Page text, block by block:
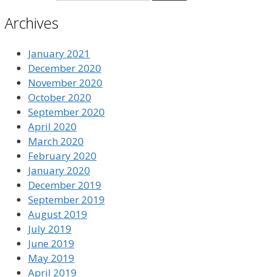
Archives
January 2021
December 2020
November 2020
October 2020
September 2020
April 2020
March 2020
February 2020
January 2020
December 2019
September 2019
August 2019
July 2019
June 2019
May 2019
April 2019